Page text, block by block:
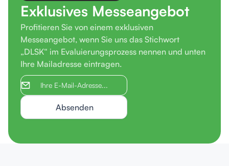
Exklusives Messeangebot
Profitieren Sie von einem exklusiven
Messeangebot, wenn Sie uns das Stichwort
„DLSK“ im Evaluierungsprozess nennen und unten
Ihre Mailadresse eintragen.